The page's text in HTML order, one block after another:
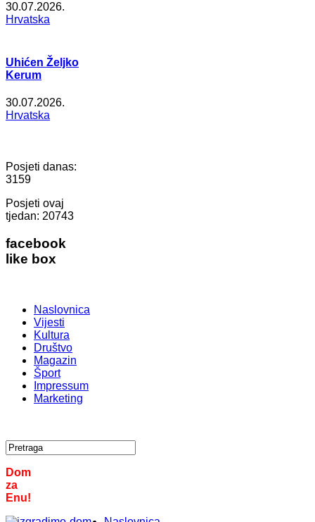
30.07.2026.
Hrvatska
Uhićen Željko
Kerum
30.07.2026.
Hrvatska
Posjeti danas:
3159
Posjeti ovaj
tjedan: 20743
facebook
like box
Naslovnica
Vijesti
Kultura
Društvo
Magazin
Šport
Impressum
Marketing
Dom
za
Enu!